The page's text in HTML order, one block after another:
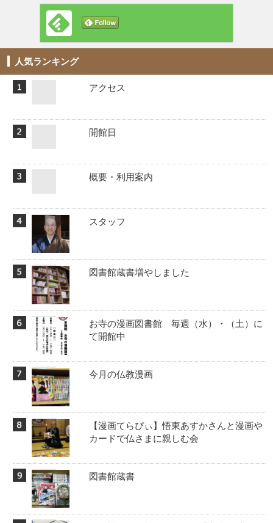
人気ランキング
アクセス
開館日
概要・利用案内
スタッフ
図書館蔵書増やしました
お寺の漫画図書館 毎週（水）・（土）に
て開館中
今月の仏教漫画
【漫画てらぴぃ】悟東あすかさんと漫画や
カードで仏さまに親しむ会
図書館蔵書